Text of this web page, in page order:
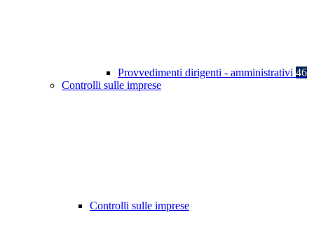
Provvedimenti dirigenti - amministrativi 46
Controlli sulle imprese
Controlli sulle imprese